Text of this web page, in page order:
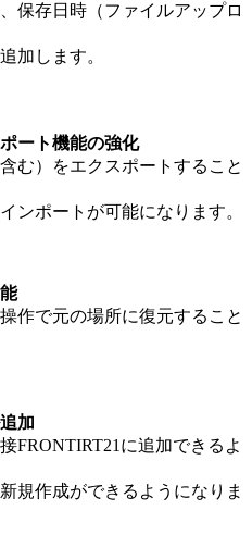
保存日時（ファイルアップロ
加します。
ート機能の強化
む）をエクスポートすること
ンポートが可能になります。
作で元の場所に復元すること
加
FRONTIRT21に追加できるよ
規作成ができるようになりま